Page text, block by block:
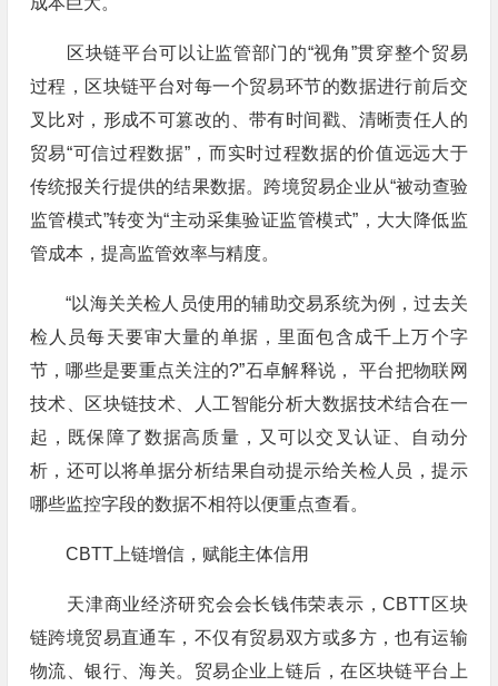
区块链平台可以让监管部门的“视角”贯穿整个贸易
过程，区块链平台对每一个贸易环节的数据进行前后交
叉比对，形成不可篡改的、带有时间戳、清晰责任人的
贸易“可信过程数据”，而实时过程数据的价值远远大于
传统报关行提供的结果数据。跨境贸易企业从“被动查验
监管模式”转变为“主动采集验证监管模式”，大大降低监
管成本，提高监管效率与精度。
“以海关关检人员使用的辅助交易系统为例，过去关
检人员每天要审大量的单据，里面包含成千上万个字
节，哪些是要重点关注的?”石卓解释说， 平台把物联网
技术、区块链技术、人工智能分析大数据技术结合在一
起，既保障了数据高质量，又可以交叉认证、自动分
析，还可以将单据分析结果自动提示给关检人员，提示
哪些监控字段的数据不相符以便重点查看。
CBTT上链增信，赋能主体信用
天津商业经济研究会会长钱伟荣表示，CBTT区块
链跨境贸易直通车，不仅有贸易双方或多方，也有运输
物流、银行、海关。贸易企业上链后，在区块链平台上